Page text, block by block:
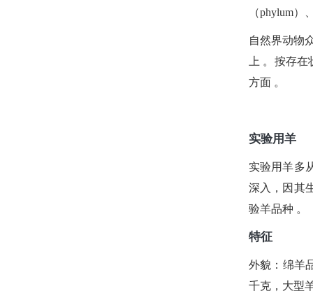
（phylum）
自然界动物
上 。按存
方面 。
实验用羊
实验用羊多
深入，因其
验羊品种 。
特征
外貌：绵羊
千克，大型